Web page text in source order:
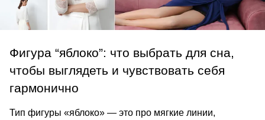
Фигура “яблоко”: что выбрать для сна,
чтобы выглядеть и чувствовать себя
гармонично
Тип фигуры «яблоко» — это про мягкие линии,